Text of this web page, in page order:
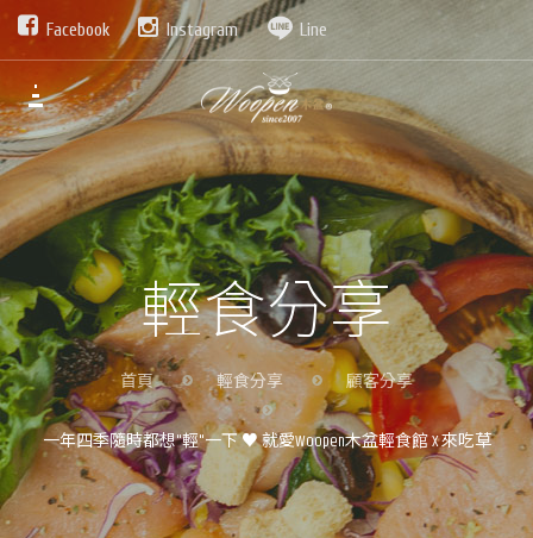
Facebook Instagram Line
輕食分享
首頁 輕食分享 顧客分享
一年四季隨時都想"輕"一下 ♥ 就愛Woopen木盆輕食館 X 來吃草